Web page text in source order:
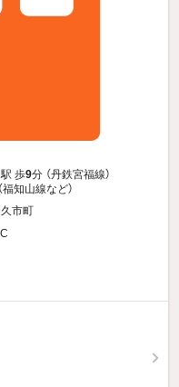
歩9分 （丹鉄宮福線）
福知山線など）
市町